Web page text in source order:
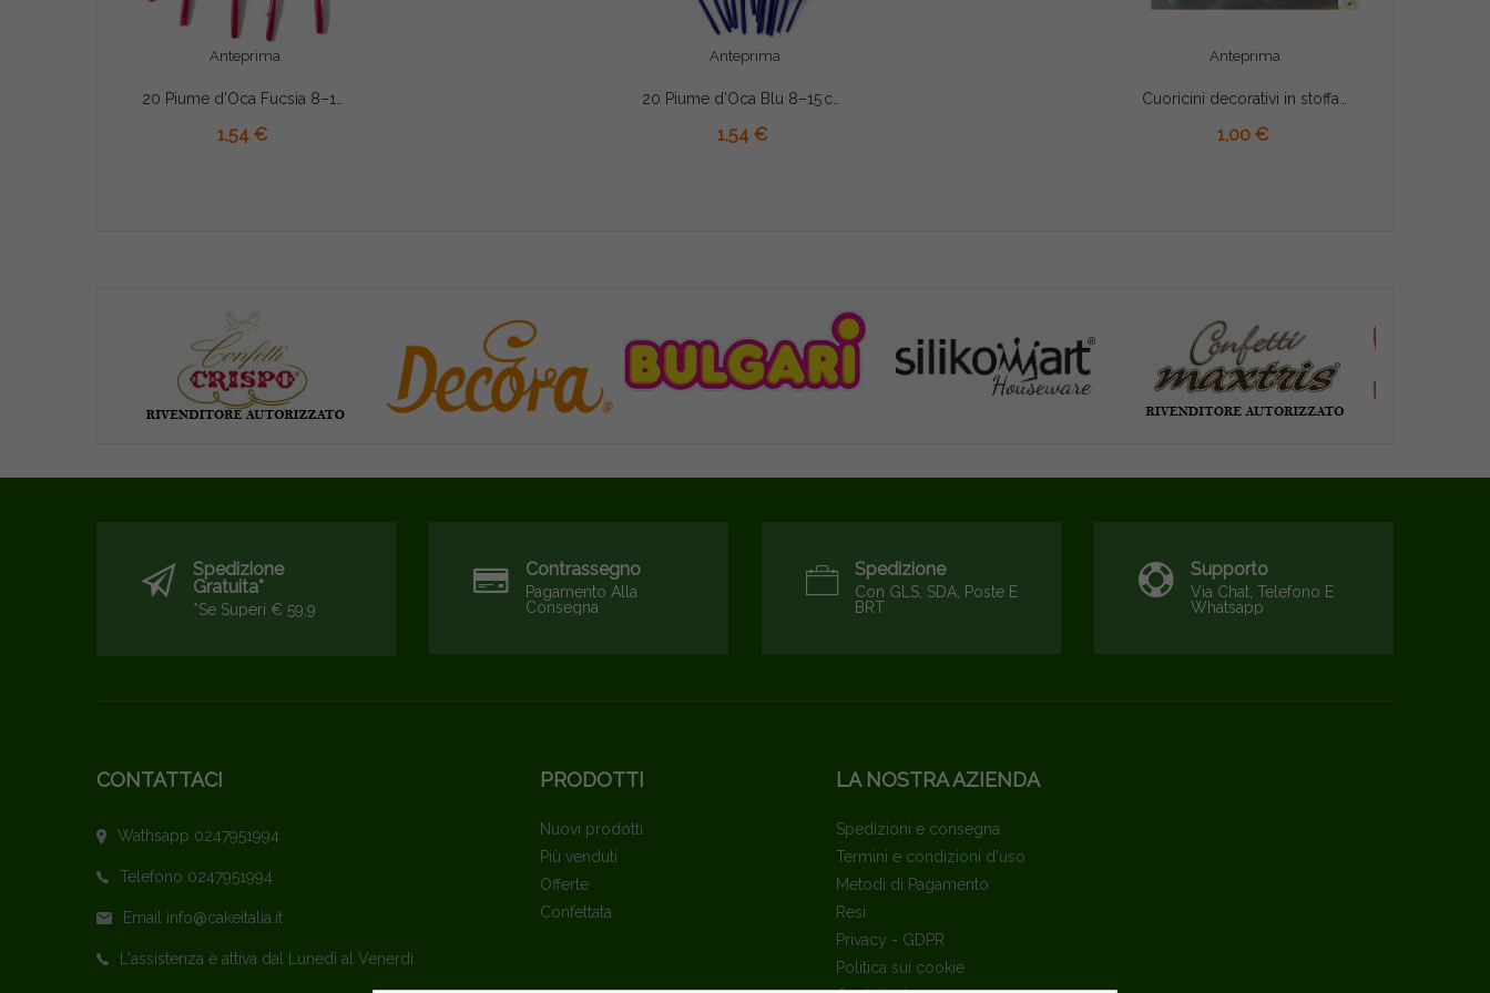
Anteprima
1,54 €
Anteprima
1,54 €
Anteprima
1,00 €
Spedizione
Gratuita*
*se Superi € 59,9
Contrassegno
Pagamento Alla
Consegna
Spedizione
Con GLS, SDA, Poste E
BRT
Supporto
Via Chat, Telefono E
Whatsapp
CONTATTACI
Wathsapp 0247951994
Telefono 0247951994
Email info@cakeitalia.it
L'assistenza è attiva dal Lunedì al Venerdì
PRODOTTI
Nuovi prodotti
Più venduti
Offerte
Confettata
LA NOSTRA AZIENDA
Spedizioni e consegna
Termini e condizioni d'uso
Metodi di Pagamento
Resi
Privacy - GDPR
Politica sui cookie